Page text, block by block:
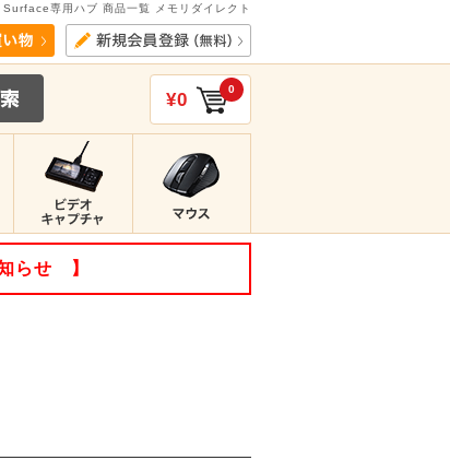
Surface専用ハブ 商品一覧 メモリダイレクト
¥0 0
らせ 】